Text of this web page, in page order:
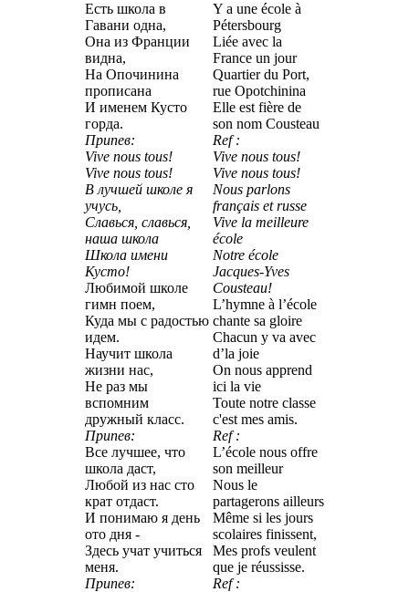
Есть школа в
Гавани одна,
Она из Франции
видна,
На Опочинина
прописана
И именем Кусто
горда.
Припев:
Vive nous tous!
Vive nous tous!
В лучшей школе я
учусь,
Славься, славься,
наша школа
Школа имени
Кусто!
Любимой школе
гимн поем,
Куда мы с радостью
идем.
Научит школа
жизни нас,
Не раз мы
вспомним
дружный класс.
Припев:
Все лучшее, что
школа даст,
Любой из нас сто
крат отдаст.
И понимаю я день
ото дня -
Здесь учат учиться
меня.
Припев:
Y a une école à
Pétersbourg
Liée avec la
France un jour
Quartier du Port,
rue Opotchinina
Elle est fière de
son nom Cousteau
Ref :
Vive nous tous!
Vive nous tous!
Nous parlons
français et russe
Vive la meilleure
école
Notre école
Jacques-Yves
Cousteau!
L’hymne à l’école
chante sa gloire
Chacun y va avec
d’la joie
On nous apprend
ici la vie
Toute notre classe
c'est mes amis.
Ref :
L’école nous offre
son meilleur
Nous le
partagerons ailleurs
Même si les jours
scolaires finissent,
Mes profs veulent
que je réussisse.
Ref :